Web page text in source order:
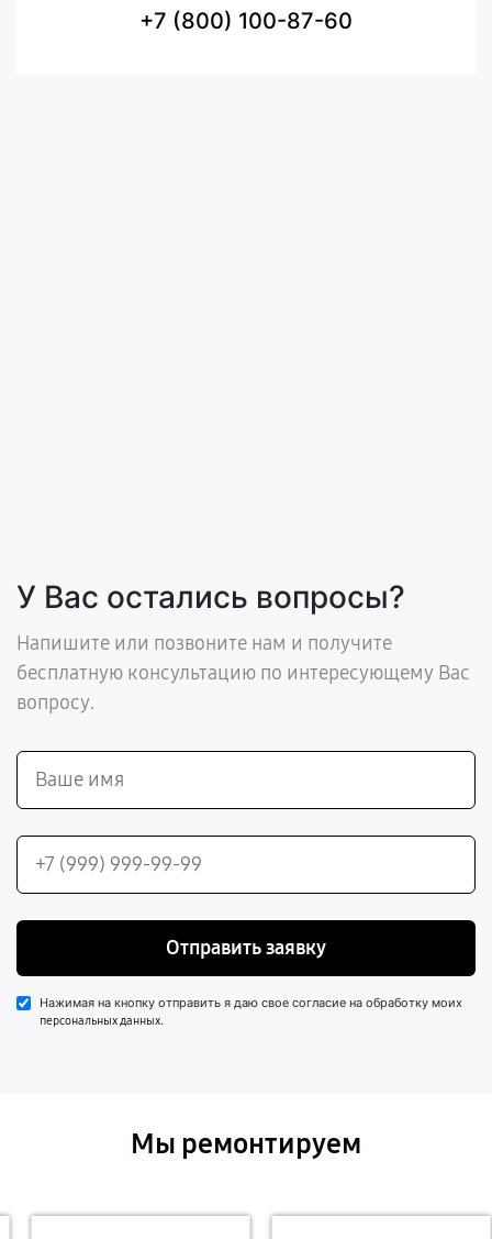
+7 (800) 100-87-60
У Вас остались вопросы?
Напишите или позвоните нам и получите
бесплатную консультацию по интересующему Вас
вопросу.
Отправить заявку
Нажимая на кнопку отправить я даю свое согласие на обработку моих
персональных данных.
Мы ремонтируем